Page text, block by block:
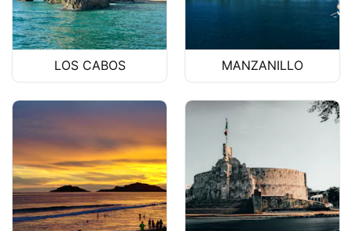
LOS CABOS MANZANILLO